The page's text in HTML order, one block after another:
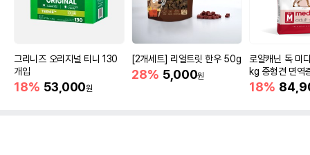
그리니즈 오리지널 티니 130
개입
18% 53,000원
[2개세트] 리얼트릿 한우 50g
28% 5,000원
로얄캐닌 독 미
kg 중형견 면역
18%